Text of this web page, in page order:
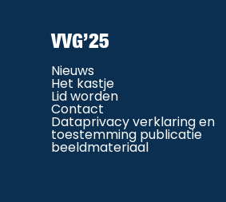
VVG’25
Nieuws
Het kastje
Lid worden
Contact
Dataprivacy verklaring en
toestemming publicatie
beeldmateriaal